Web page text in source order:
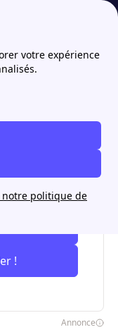
votre expérience
notre politique de
et
et
chère
!
Annonce